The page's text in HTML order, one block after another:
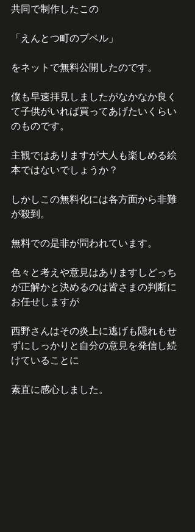
共同で制作したこの
「えんとつ町のプペル」
をネットで無料公開したのです。
僕も早速拝見しましたがなかなか良く
て子供がいれば買ってあげたいくらい
のものです。
主観ではありますが大人も楽しめる絵
本ではないでしょうか？
しかしこの無料化には各方面から非難
が殺到。
無料での是非が問われています。
色々と考えや意見はありますしどっち
が正解かと決めるのは皆さまの判断に
お任せしますが
西野さんはその炎上に逃げも隠れもせ
ずにしっかりと自分の意見を発信し続
けていることに
素直に感心しました。